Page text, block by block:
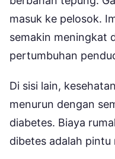
masuk ke pelosok.
semakin meningkat
pertumbuhan
Di sisi lain,
menurun dengan
diabetes. Biaya
dibetes adalah